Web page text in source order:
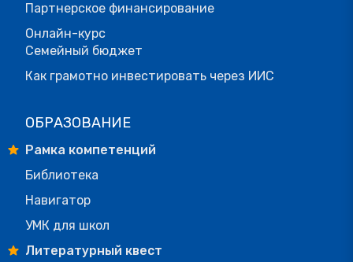
Партнерское финансирование
Онлайн-курс
Семейный бюджет
Как грамотно инвестировать через ИИС
ОБРАЗОВАНИЕ
Рамка компетенций
Библиотека
Навигатор
УМК для школ
Литературный квест